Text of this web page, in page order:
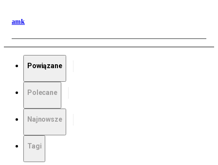
amk
Powiązane
Polecane
Najnowsze
Tagi